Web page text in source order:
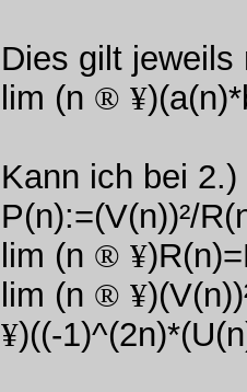
Dies gilt jeweils
lim (n ® ¥
Kann ich bei
P(n):=(V(n))²/
lim (n ® ¥
lim (n ® ¥
¥)((-